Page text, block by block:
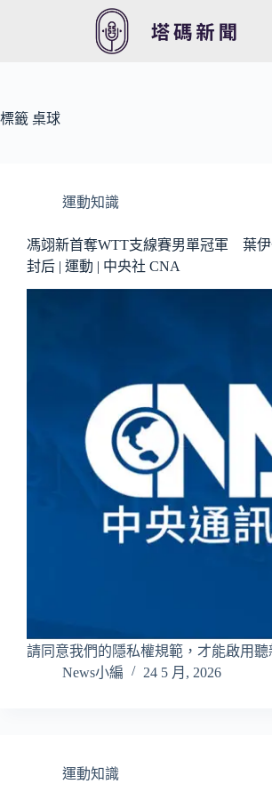
容
標籤 桌球
運動知識
馮翊新首奪WTT支線賽男單冠軍 葉
封后 | 運動 | 中央社 CNA
請同意我們的隱私權規範，才能啟用
News小編
24 5 月, 2026
運動知識